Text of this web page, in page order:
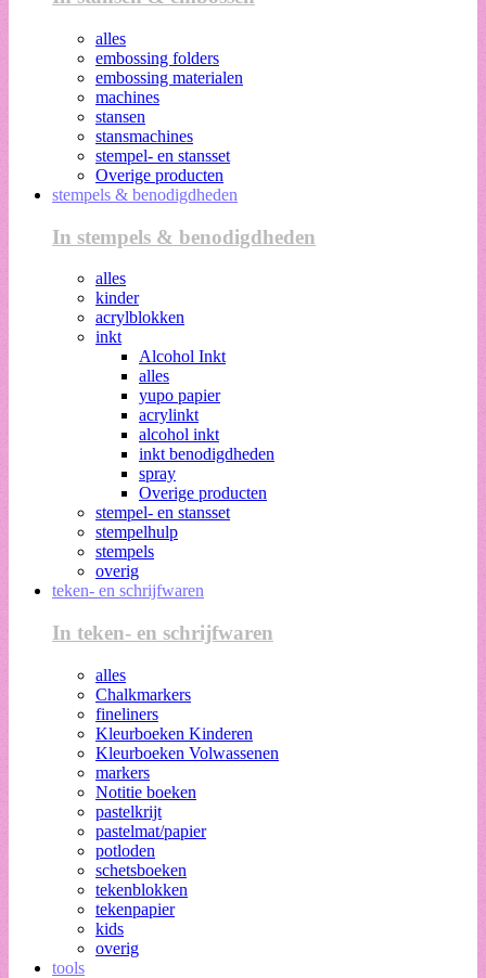
alles
embossing folders
embossing materialen
machines
stansen
stansmachines
stempel- en stansset
Overige producten
stempels & benodigdheden
In stempels & benodigdheden
alles
kinder
acrylblokken
inkt
Alcohol Inkt
alles
yupo papier
acrylinkt
alcohol inkt
inkt benodigdheden
spray
Overige producten
stempel- en stansset
stempelhulp
stempels
overig
teken- en schrijfwaren
In teken- en schrijfwaren
alles
Chalkmarkers
fineliners
Kleurboeken Kinderen
Kleurboeken Volwassenen
markers
Notitie boeken
pastelkrijt
pastelmat/papier
potloden
schetsboeken
tekenblokken
tekenpapier
kids
overig
tools